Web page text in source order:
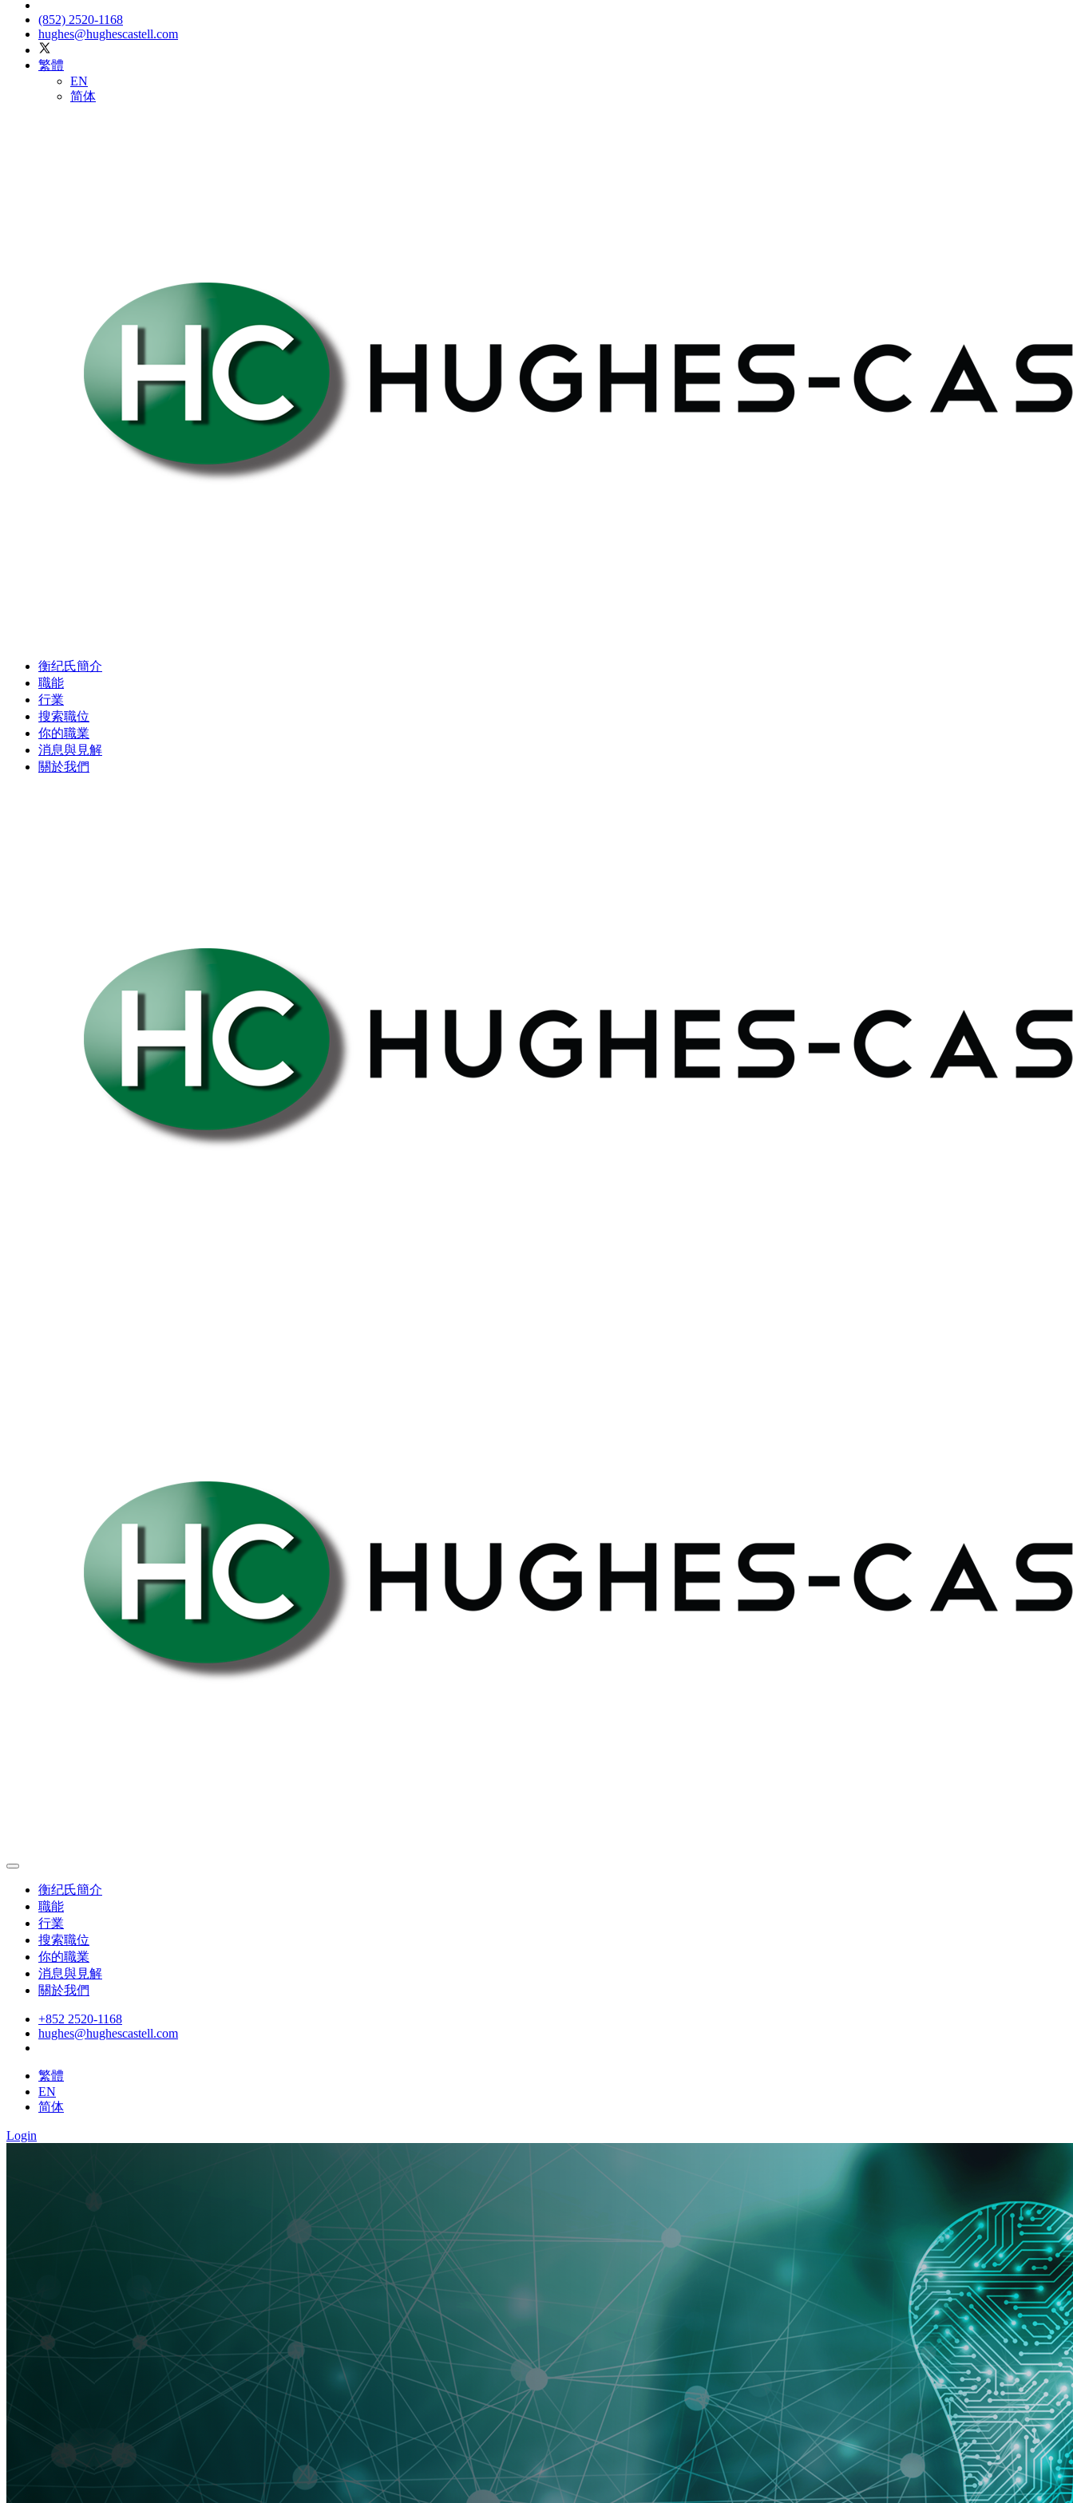
(852) 2520-1168
hughes@hughescastell.com
繁體
EN
简体
衡纪氏簡介
職能
行業
搜索職位
你的職業
消息與見解
關於我們
衡纪氏簡介
職能
行業
搜索職位
你的職業
消息與見解
關於我們
+852 2520-1168
hughes@hughescastell.com
繁體
EN
简体
Login